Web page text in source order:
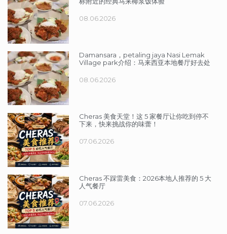
08.06.2026
Damansara，petaling jaya Nasi Lemak
Village park介绍：马来西亚本地餐厅好去处
08.06.2026
Cheras 美食天堂！这 5 家餐厅让你吃到停不
下来，快来挑战你的味蕾！
07.06.2026
Cheras 不踩雷美食：2026本地人推荐的 5 大
人气餐厅
07.06.2026